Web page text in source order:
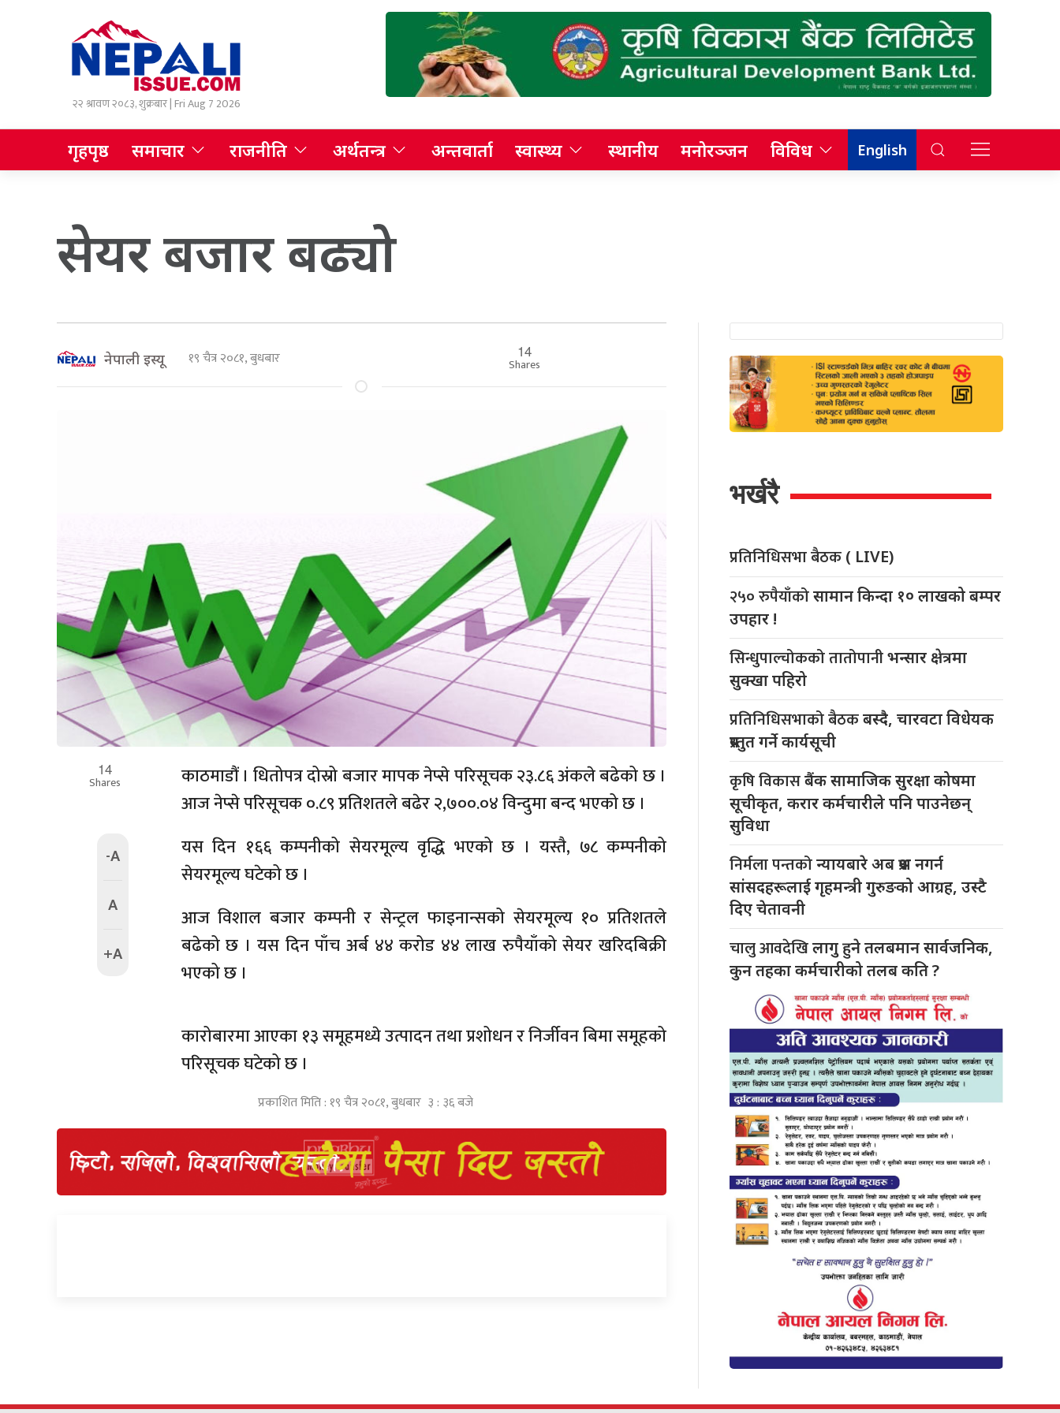
२२ श्रावण २०८३, शुक्रबार | Fri Aug 7 2026
गृहपृष्ठ समाचार राजनीति अर्थतन्त्र अन्तवार्ता स्वास्थ्य स्थानीय मनोरञ्जन विविध English
सेयर बजार बढ्यो
नेपाली इस्यू १९ चैत्र २०८१, बुधबार 14
Shares
14
Shares
-A
A
+A
काठमाडौं । धितोपत्र दोस्रो बजार मापक नेप्से परिसूचक २३.८६ अंकले बढेको छ ।
आज नेप्से परिसूचक ०.८९ प्रतिशतले बढेर २,७००.०४ विन्दुमा बन्द भएको छ ।
यस दिन १६६ कम्पनीको सेयरमूल्य वृद्धि भएको छ । यस्तै, ७८ कम्पनीको
सेयरमूल्य घटेको छ ।
आज विशाल बजार कम्पनी र सेन्ट्रल फाइनान्सको सेयरमूल्य १० प्रतिशतले
बढेको छ । यस दिन पाँच अर्ब ४४ करोड ४४ लाख रुपैयाँको सेयर खरिदबिक्री
भएको छ ।
कारोबारमा आएका १३ समूहमध्ये उत्पादन तथा प्रशोधन र निर्जीवन बिमा समूहको
परिसूचक घटेको छ ।
प्रकाशित मिति : १९ चैत्र २०८१, बुधबार ३ : ३६ बजे
भर्खरै
प्रतिनिधिसभा बैठक ( LIVE)
२५० रुपैयाँकोसामान किन्दा १० लाखको बम्पर
उपहार !
सिन्धुपाल्चोकको तातोपानीभन्सार क्षेत्रमा
सुक्खा पहिरो
प्रतिनिधिसभाको बैठकबस्दै, चारवटा विधेयक
प्रस्तुत गर्ने कार्यसूची
कृषि विकासबैंक सामाजिक सुरक्षा कोषमा
सूचीकृत, करार कर्मचारीले पनि पाउनेछन्
सुविधा
निर्मला पन्तकोन्यायबारे अब प्रश्न नगर्न
सांसदहरूलाई गृहमन्त्री गुरुङको आग्रह, उस्टै
दिए चेतावनी
चालु आवदेखिलागु हुने तलबमान सार्वजनिक,
कुन तहका कर्मचारीको तलब कति ?